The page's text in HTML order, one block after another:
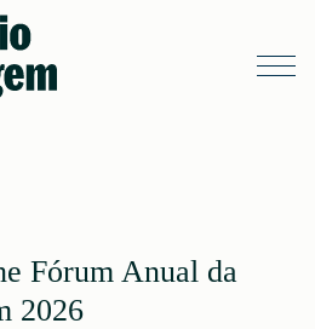
Fórum Anual da
2026